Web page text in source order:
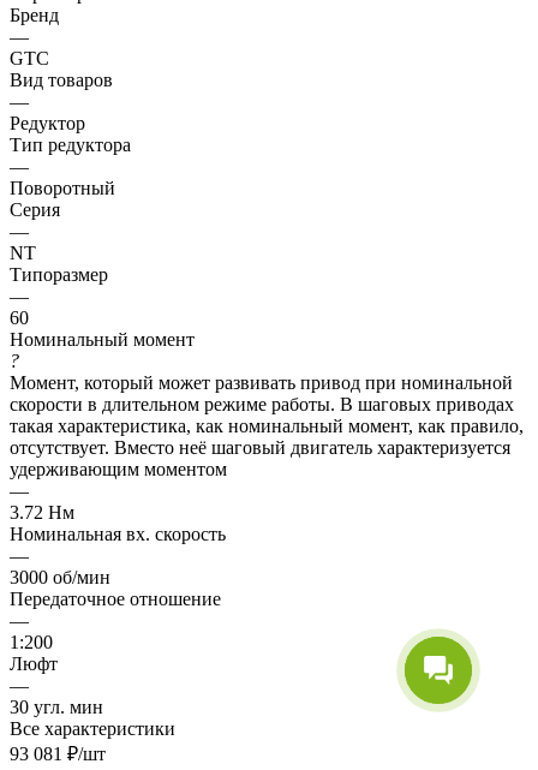
Бренд
—
GTC
Вид товаров
—
Редуктор
Тип редуктора
—
Поворотный
Серия
—
NT
Типоразмер
—
60
Номинальный момент
?
Момент, который может развивать привод при номинальной
скорости в длительном режиме работы. В шаговых приводах
такая характеристика, как номинальный момент, как правило,
отсутствует. Вместо неё шаговый двигатель характеризуется
удерживающим моментом
—
3.72 Нм
Номинальная вх. скорость
—
3000 об/мин
Передаточное отношение
—
1:200
Люфт
—
30 угл. мин
Все характеристики
93 081 ₽/шт